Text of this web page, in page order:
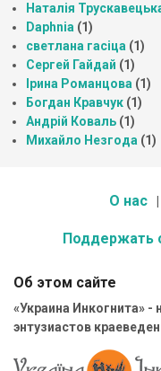
Наталія
Daphnia (1)
светлана гасіца (1)
Сергей Гайдай (1)
Ірина Романцова (1)
Богдан Кравчук (1)
Андрій Коваль (1)
Михайло Незгода (1)
О нас
Поддержать
Об этом сайте
«Украина Инкогнита»
энтузиастов